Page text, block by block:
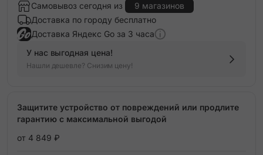
Самовывоз сегодня из
9 магазинов
Доставка по городу бесплатно
Доставка Яндекс Go за 3 часа
У нас выгодная цена!
Нашли дешевле? Снизим цену!
Защитите устройство от повреждений или продлите
гарантию с максимальной выгодой
от 4 849 ₽